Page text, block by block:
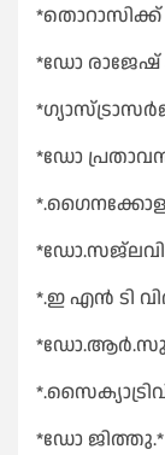
*ഡോ
*ഡോ
*.ഇ എൻ ടി
*ഡോ ജിത്തു.*